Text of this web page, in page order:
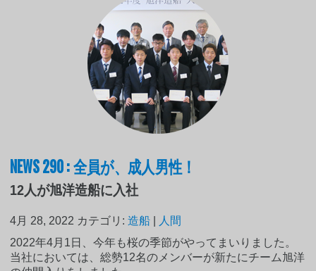
NEWS 290 : 全員が、成人男性！
12人が旭洋造船に入社
4月 28, 2022 カテゴリ:造船
人間
2022年4月1日、今年も桜の季節がやってまいりました。
当社においては、総勢12名のメンバーが新たにチーム旭洋